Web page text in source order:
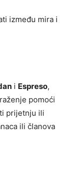
između mira i
i Espreso,
pomoći
prijetnju ili
ili članova